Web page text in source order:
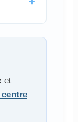
et
centre